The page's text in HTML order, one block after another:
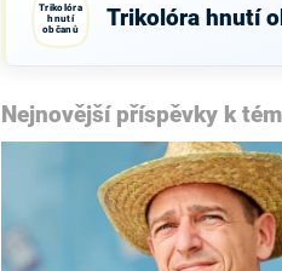
Trikolóra
hnutí
občanů
Trikolóra hnutí
Nejnovější příspěvky k